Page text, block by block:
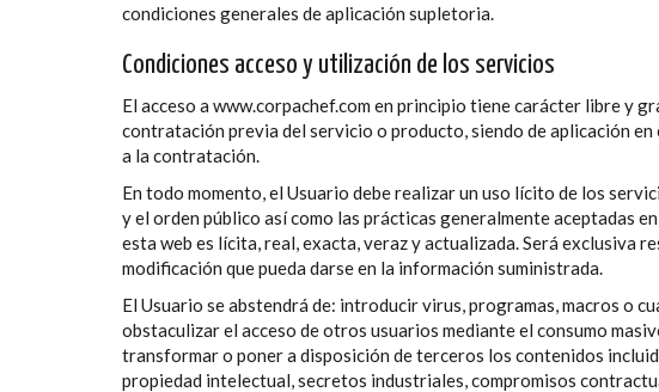
condiciones generales de aplicación supletoria.
Condiciones acceso y utilización de los servicios
El acceso a www.corpachef.com en principio tiene carácter libre y
contratación previa del servicio o producto, siendo de aplicación
a la contratación.
En todo momento, el Usuario debe realizar un uso lícito de los
y el orden público así como las prácticas generalmente aceptadas
esta web es lícita, real, exacta, veraz y actualizada. Será exclusiva
modificación que pueda darse en la información suministrada.
El Usuario se abstendrá de: introducir virus, programas, macros o
obstaculizar el acceso de otros usuarios mediante el consumo
transformar o poner a disposición de terceros los contenidos
propiedad intelectual, secretos industriales, compromisos